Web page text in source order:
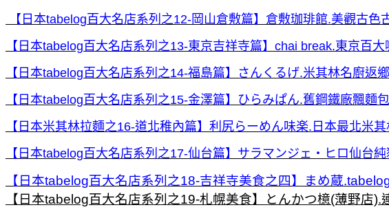
【日本tabelog百大名店系列之12-岡山倉敷篇】倉敷珈琲館.美觀古
【日本tabelog百大名店系列之13-東京吉祥寺篇】chai break.東京百
【日本tabelog百大名店系列之14-福島篇】さんくるげ.米其林名廚
【日本tabelog百大名店系列之15-金澤篇】ひらみぱん.舊鋼鐵廠飄
【日本米其林拉麵之16-道北稚內篇】利尻らーめん味楽.日本最北米
【日本tabelog百大名店系列之17-仙台篇】サラマンジェ・ヒロ仙台
【日本tabelog百大名店系列之18-吉祥寺美食之四】まめ蔵
【日本tabelog百大名店系列之19-札幌美食】とんかつ檍(薄野店